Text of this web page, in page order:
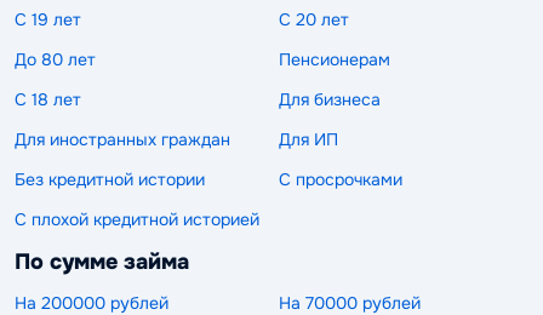
С 19 лет
С 20 лет
До 80 лет
Пенсионерам
С 18 лет
Для бизнеса
Для иностранных граждан
Для ИП
Без кредитной истории
С просрочками
С плохой кредитной историей
По сумме займа
На 200000 рублей
На 70000 рублей